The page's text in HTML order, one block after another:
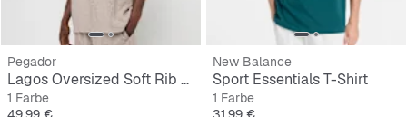
Pegador
Lagos Oversized Soft Rib Tee
1 Farbe
Preis
New Balance
Sport Essentials T-Shirt
1 Farbe
Preis